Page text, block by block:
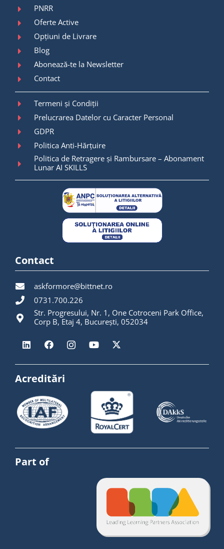
PNRR
Oferte Active
Opțiuni de Livrare
Blog
Abonează-te la Newsletter
Contact
Termeni și Condiții
Prelucrarea Datelor cu Caracter Personal
GDPR
Politica Anti-Hărțuire
Politica de Retragere și Rambursare – Abonament
Lunar AI SKILLS
Contact
askformore@bittnet.ro
0731.700.226
Str. Progresului, Nr. 1, One Cotroceni Park Office,
Corp B, Etaj 4, București, 052034
Acreditări
Part of